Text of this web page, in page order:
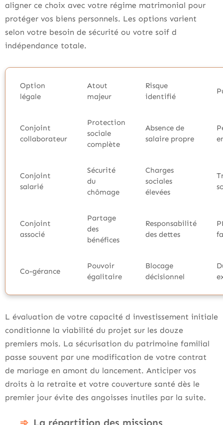
aligner ce choix avec votre régime matrimonial pour
protéger vos biens personnels. Les options varient
selon votre besoin de sécurité ou votre soif d
indépendance totale.
Option
légale
Atout
majeur
Risque
identifié
Conjoint
collaborateur
Protection
sociale
complète
Absence de
salaire propre
Conjoint
salarié
Sécurité
du
chômage
Charges
sociales
élevées
Conjoint
associé
Partage
des
bénéfices
Responsabilité
des dettes
Co-gérance
Pouvoir
égalitaire
Blocage
décisionnel
L évaluation de votre capacité d investissement initiale
conditionne la viabilité du projet sur les douze
premiers mois. La sécurisation du patrimoine familial
passe souvent par une modification de votre contrat
de mariage en amont du lancement. Anticiper vos
droits à la retraite et votre couverture santé dès le
premier jour évite des angoisses inutiles par la suite.
La répartition des missions